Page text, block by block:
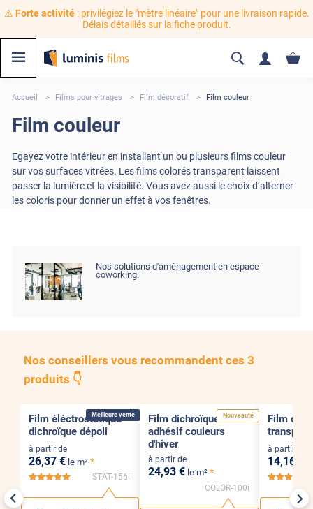
⚠️ Forte activité: privilégiez le "mètre linéaire" pour une livraison rapide.
Délais détaillés sur la fiche produit.
Accueil Films pour vitrages Film décoratif Film couleur
Film couleur
Egayez votre intérieur en installant un ou plusieurs films couleur
sur vos surfaces vitrées. Les films colorés transparent laissent
passer la lumière et la visibilité. Vous avez aussi le choix d’alterner
les coloris pour donner un effet à vos fenêtres.
Nos solutions d'aménagement en espace
coworking.
Nos conseillers vous recommandent ces 3
produits 👇
Meilleure vente
Film éléctrostatique
dichroïque dépoli
à partir de
26,37 € le m² *
*****
STAT-156i
Nouveauté
Film dichroïque
adhésif couleurs
d'hiver
à partir de
24,93 € le m² *
COLOR-100i
Film
à partir de
14,16